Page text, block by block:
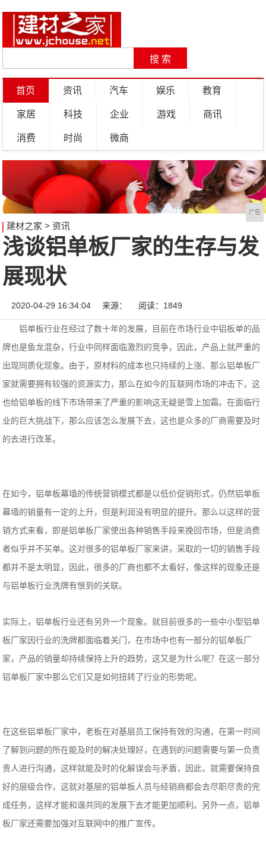
首页 资讯 汽车 娱乐 教育
家居 科技 企业 游戏 商讯
消费 时尚 微商
广告
建材之家 > 资讯
浅谈铝单板厂家的生存与发
展现状
2020-04-29 16:34:04 来源： 阅读：1849
铝单板行业在经过了数十年的发展，目前在市场行业中铝板单的品
牌也是鱼龙混杂，行业中同样面临激烈的竞争，因此，产品上就严重的
出现同质化现象。由于，原材料的成本也只持续的上涨、那么铝单板厂
家就需要拥有较强的资源实力，那么在如今的互联网市场的冲击下，这
也给铝单板的线下市场带来了严重的影响这无疑是雪上加霜。在面临行
业的巨大挑战下，那么应该怎么发展下去，这也是众多的厂商需要及时
的去进行改革。
在如今，铝单板幕墙的传统营销模式都是以低价促销形式，仍然铝单板
幕墙的销量有一定的上升，但是利润没有明显的提升。那么以这样的营
销方式来看，即是铝单板厂家使出各种销售手段来挽回市场，但是消费
者似乎并不买单。这对很多的铝单板厂家来讲，采取的一切的销售手段
都并不是太明显，因此，很多的厂商也都不太看好，像这样的现象还是
与铝单板行业洗牌有恨到的关联。
实际上，铝单板行业还有另外一个现象。就目前很多的一些中小型铝单
板厂家因行业的洗牌都面临着关门，在市场中也有一部分的铝单板厂
家，产品的销量却持续保持上升的趋势，这又是为什么呢？在这一部分
铝单板厂家中那么它们又是如何扭转了行业的形势呢。
在这些铝单板厂家中，老板在对基层员工保持有效的沟通，在第一时间
了解到问题的所在能及时的解决处理好，在遇到的问题需要与第一负责
责人进行沟通，这样就能及时的化解误会与矛盾，因此，就需要保持良
好的层级合作，这就对基层的铝单板人员与经销商都会去尽职尽责的完
成任务，这样才能和谐共同的发展下去才能更加顺利。另外一点，铝单
板厂家还需要加强对互联网中的推广宣传。